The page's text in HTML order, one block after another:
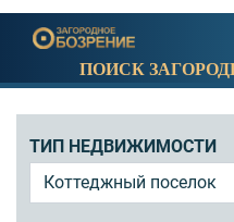
ПОИСК
ТИП НЕДВИЖИМОСТИ